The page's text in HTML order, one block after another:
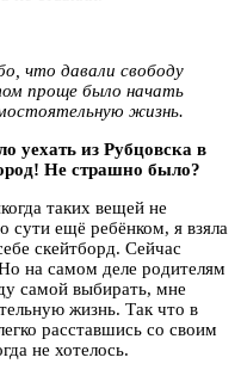
что давали свободу
проще было начать
жизнь.
уехать из Рубцовска в
Не страшно было?
таких вещей не
сути ещё ребёнком, я взяла
скейтборд. Сейчас
на самом деле родителям
самой выбирать, мне
жизнь. Так что в
расставшись со своим
не хотелось.